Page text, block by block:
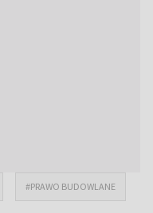
#PRAWO BUDOWLANE